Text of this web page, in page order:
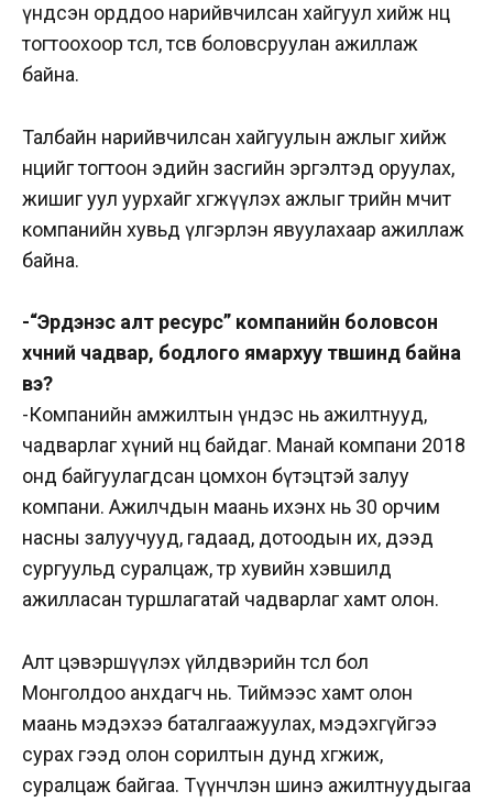
үндсэн орддоо нарийвчилсан хайгуул хийж нөөц
тогтоохоор төсөл, төсөв боловсруулан ажиллаж
байна.
Талбайн нарийвчилсан хайгуулын ажлыг хийж
нөөцийг тогтоон эдийн засгийн эргэлтэд оруулах,
жишиг уул уурхайг хөгжүүлэх ажлыг төрийн өмчит
компанийн хувьд үлгэрлэн явуулахаар ажиллаж
байна.
-“Эрдэнэс алт ресурс” компанийн боловсон
хүчний чадвар, бодлого ямархуу түвшинд байна
вэ?
-Компанийн амжилтын үндэс нь ажилтнууд,
чадварлаг хүний нөөц байдаг. Манай компани 2018
онд байгуулагдсан цомхон бүтэцтэй залуу
компани. Ажилчдын маань ихэнх нь 30 орчим
насны залуучууд, гадаад, дотоодын их, дээд
сургуульд суралцаж, төр хувийн хэвшилд
ажилласан туршлагатай чадварлаг хамт олон.
Алт цэвэршүүлэх үйлдвэрийн төсөл бол
Монголдоо анхдагч нь. Тиймээс хамт олон
маань мэдэхээ баталгаажуулах, мэдэхгүйгээ
сурах гээд олон сорилтын дунд хөгжиж,
суралцаж байгаа. Түүнчлэн шинэ ажилтнуудыгаа